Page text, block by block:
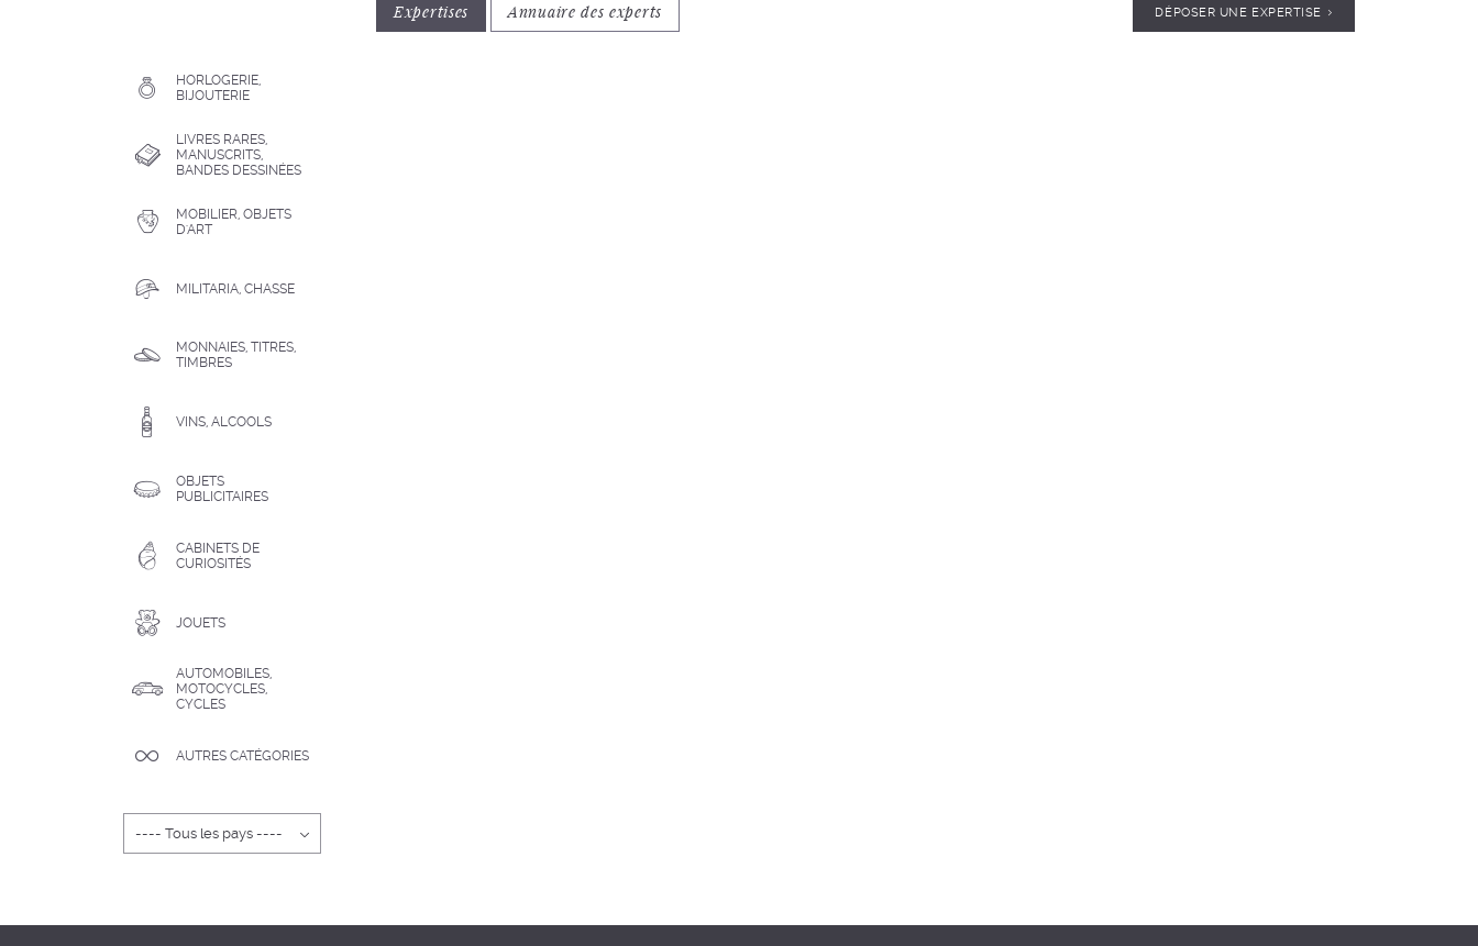
HORLOGERIE,
BIJOUTERIE
LIVRES RARES,
MANUSCRITS,
BANDES DESSINÉES
MOBILIER, OBJETS
D'ART
MILITARIA, CHASSE
MONNAIES, TITRES,
TIMBRES
VINS, ALCOOLS
OBJETS
PUBLICITAIRES
CABINETS DE
CURIOSITÉS
JOUETS
AUTOMOBILES,
MOTOCYCLES,
CYCLES
AUTRES CATÉGORIES
Expertises Annuaire des experts DÉPOSER UNE EXPERTISE